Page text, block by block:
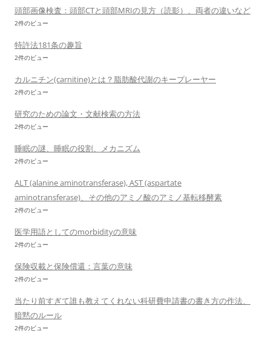
頭部画像検査：頭部CTと頭部MRIの見方（読影）、両者の違いなど
2件のビュー
特許法181条の趣旨
2件のビュー
カルニチン(carnitine)とは？脂肪酸代謝のキープレーヤー
2件のビュー
研究のための論文・文献検索の方法
2件のビュー
睡眠の謎、睡眠の役割、メカニズム
2件のビュー
ALT (alanine aminotransferase), AST (aspartate
aminotransferase)、その他のアミノ酸のアミノ基転移酵素
2件のビュー
医学用語としてのmorbidityの意味
2件のビュー
保険収載と保険償還：言葉の意味
2件のビュー
当たり前すぎて誰も教えてくれない科研費申請書の書き方の作法、
暗黙のルール
2件のビュー